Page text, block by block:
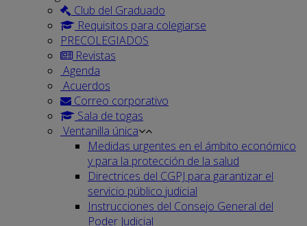
Club del Graduado
Requisitos para colegiarse
PRECOLEGIADOS
Revistas
Agenda
Acuerdos
Correo corporativo
Sala de togas
Ventanilla única
Medidas urgentes en el ámbito económico
y para la protección de la salud
Directrices del CGPJ para garantizar el
servicio público judicial
Instrucciones del Consejo General del
Poder Judicial